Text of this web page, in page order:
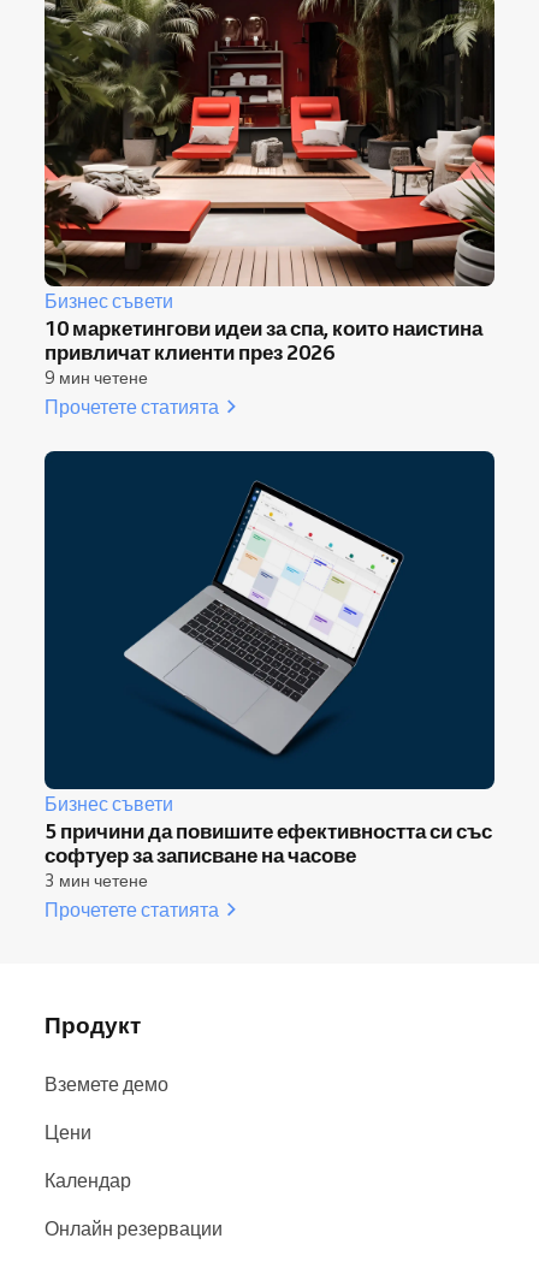
Бизнес съвети
10 маркетингови идеи за спа, които наистина
привличат клиенти през 2026
9 мин четене
Прочетете статията
Бизнес съвети
5 причини да повишите ефективността си със
софтуер за записване на часове
3 мин четене
Прочетете статията
Продукт
Вземете демо
Цени
Календар
Онлайн резервации